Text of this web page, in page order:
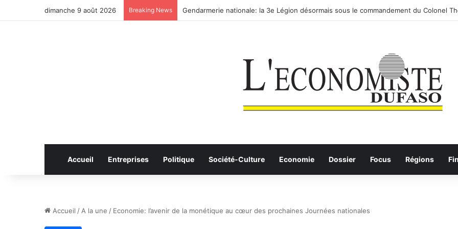
dimanche 9 août 2026 Breaking News Anhui: le pont routier-ferroviaire sur le Yangtsé de Ma’anshan entre dans la phase
Accueil Entreprises Politique Société-Culture Economie Dossier Focus Régions
Accueil / A la une / Economie: l’avenir de la monétique au cœur des prochaines Journées nationales